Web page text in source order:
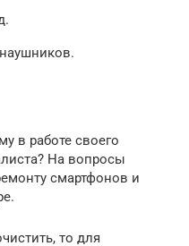
в работе своего
На вопросы
смартфонов и
то для